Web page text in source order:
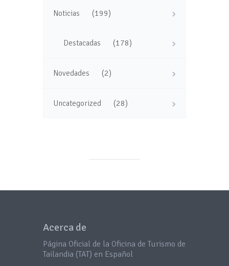
Noticias (199)
Destacadas (178)
Novedades (2)
Uncategorized (28)
Acerca de
Página Oficial de la Oficina de Turismo de
Tailandia (TAT) en Español